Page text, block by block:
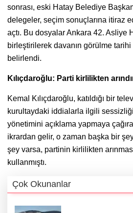
sonrası, eski Hatay Belediye
delegeler, seçim sonuçlarına itiraz
açtı. Bu dosyalar Ankara 42. Asliye
birleştirilerek davanın görülme tarihi
belirlendi.
Kılıçdaroğlu: Parti kirlilikten
Kemal Kılıçdaroğlu, katıldığı bir
kurultaydaki iddialarla ilgili
yönetimini açıklama yapmaya
ikrardan gelir, o zaman başka bir
şey varsa, partinin kirlilikten
kullanmıştı.
Çok Okunanlar